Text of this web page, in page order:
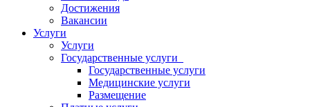
Достижения
Вакансии
Услуги
Услуги
Государственные услуги
Государственные услуги
Медицинские услуги
Размещение